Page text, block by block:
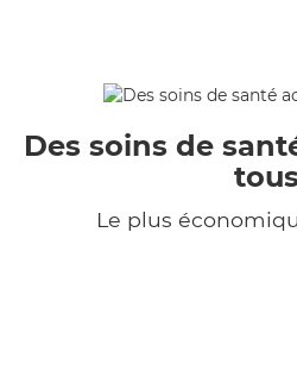
Des soins de
tous
Le plus